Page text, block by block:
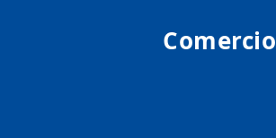
Comercio